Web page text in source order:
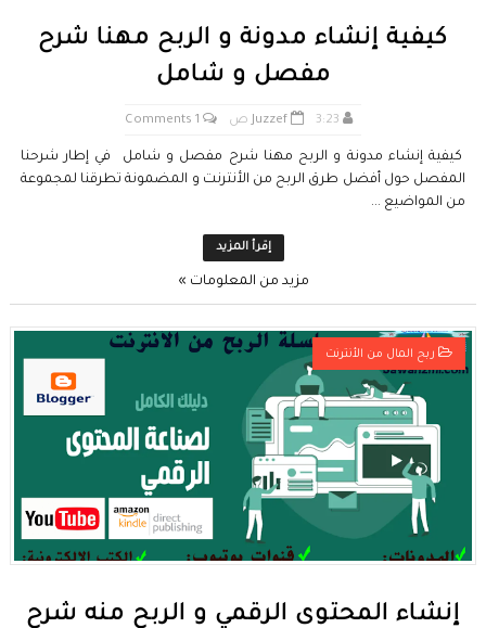
كيفية إنشاء مدونة و الربح مهنا شرح
مفصل و شامل
Juzzef 3:23 ص 1 Comments
كيفية إنشاء مدونة و الربح مهنا شرح مفصل و شامل في إطار شرحنا
المفصل حول أفضل طرق الربح من الأنترنت و المضمونة تطرقنا لمجموعة
من المواضيع ...
إقرأ المزيد
مزيد من المعلومات »
ربح المال من الأنترنت
إنشاء المحتوى الرقمي و الربح منه شرح